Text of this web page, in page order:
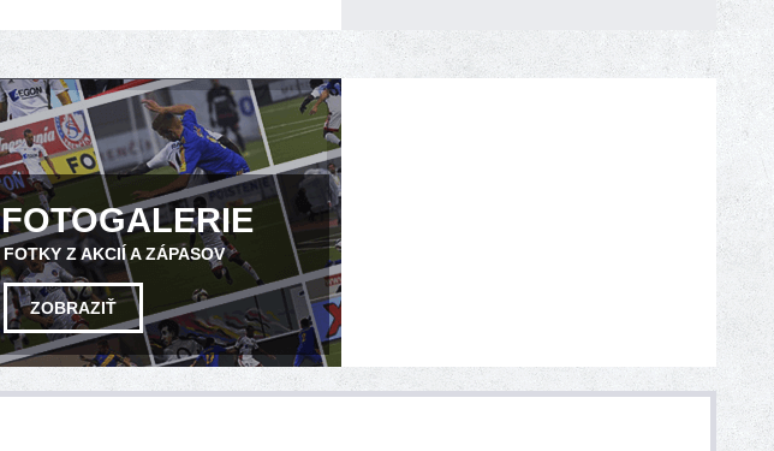
FOTOGALERIE
FOTKY Z AKCIÍ A ZÁPASOV
ZOBRAZIŤ